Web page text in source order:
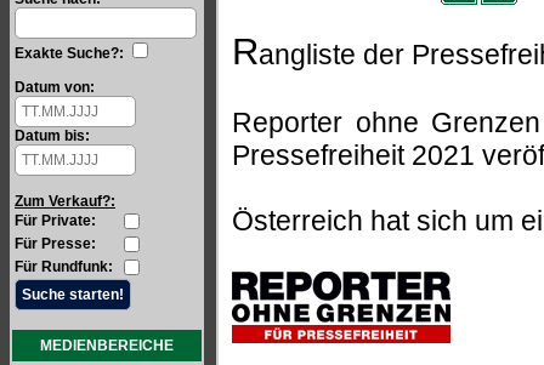
Exakte Suche?:
Datum von:
Datum bis:
Zum Verkauf?:
Für Private:
Für Presse:
Für Rundfunk:
MEDIENBEREICHE
Rangliste der
Reporter ohne
Pressefreiheit 2021
Österreich hat sich um